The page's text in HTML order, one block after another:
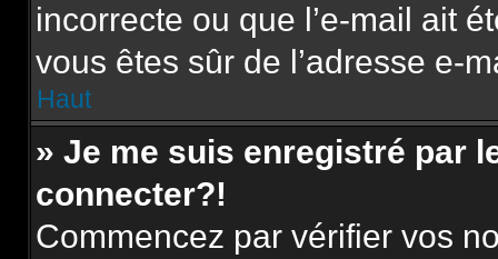
incorrecte ou que l’e-mail ait
vous êtes sûr de l’adresse e-
Haut
» Je me suis enregistré par
connecter?!
Commencez par vérifier vos